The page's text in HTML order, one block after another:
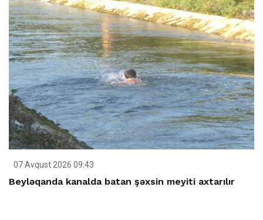
07 Avqust 2026 09:43
Beyləqanda kanalda batan şəxsin meyiti axtarılır